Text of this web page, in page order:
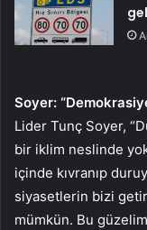
Soyer:
Lider Tunç Soyer,
bir iklim neslinde
içinde kıvranıp
siyasetlerin bizi
mümkün. Bu